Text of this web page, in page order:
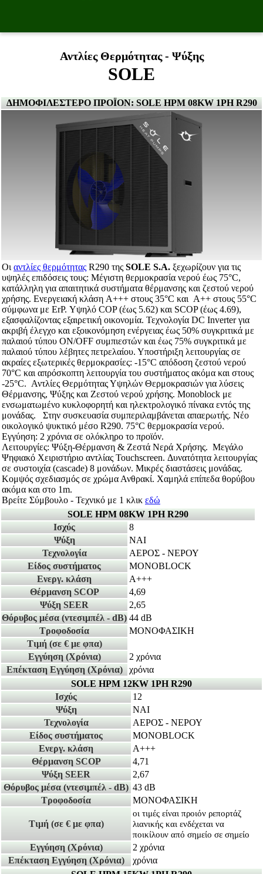
Αντλίες Θερμότητας - Ψύξης
SOLE
ΔΗΜΟΦΙΛΕΣΤΕΡΟ ΠΡΟΪΟΝ: SOLE HPM 08KW 1PH R290
Οι αντλίες θερμότητας R290 της SOLE S.A. ξεχωρίζουν για τις
υψηλές επιδόσεις τους: Μέγιστη θερμοκρασία νερού έως 75°C,
κατάλληλη για απαιτητικά συστήματα θέρμανσης και ζεστού νερού
χρήσης. Ενεργειακή κλάση A+++ στους 35°C και A++ στους 55°C
σύμφωνα με ErP. Υψηλό COP (έως 5.62) και SCOP (έως 4.69),
εξασφαλίζοντας εξαιρετική οικονομία. Τεχνολογία DC Inverter για
ακριβή έλεγχο και εξοικονόμηση ενέργειας έως 50% συγκριτικά με
παλαιού τύπου ON/OFF συμπιεστών και έως 75% συγκριτικά με
παλαιού τύπου λέβητες πετρελαίου. Υποστήριξη λειτουργίας σε
ακραίες εξωτερικές θερμοκρασίες: -15°C απόδοση ζεστού νερού
70°C και απρόσκοπτη λειτουργία του συστήματος ακόμα και στους
-25°C. Αντλίες Θερμότητας Υψηλών Θερμοκρασιών για λύσεις
Θέρμανσης, Ψύξης και Ζεστού νερού χρήσης. Monoblock με
ενσωματωμένο κυκλοφορητή και ηλεκτρολογικό πίνακα εντός της
μονάδας. Στην συσκευασία συμπεριλαμβάνεται απαερωτής. Νέο
οικολογικό ψυκτικό μέσο R290. 75°C θερμοκρασία νερού.
Εγγύηση: 2 χρόνια σε ολόκληρο το προϊόν.
Λειτουργίες: Ψύξη-Θέρμανση & Ζεστά Νερά Χρήσης. Μεγάλο
Ψηφιακό Χειριστήριο αντλίας Touchscreen. Δυνατότητα λειτουργίας
σε συστοιχία (cascade) 8 μονάδων. Μικρές διαστάσεις μονάδας.
Κομψός σχεδιασμός σε χρώμα Ανθρακί. Χαμηλά επίπεδα θορύβου
ακόμα και στο 1m.
Βρείτε Σύμβουλο - Τεχνικό με 1 κλικ εδώ
SOLE HPM 08KW 1PH R290
Ισχύς
8
Ψύξη
ΝΑΙ
Τεχνολογία
ΑΕΡΟΣ - ΝΕΡΟΥ
Είδος συστήματος
MONOBLOCK
Ενεργ. κλάση
A+++
Θέρμανση SCOP
4,69
Ψύξη SEER
2,65
Θόρυβος μέσα (ντεσιμπέλ - dB) 44 dB
Τροφοδοσία
ΜΟΝΟΦΑΣΙΚΗ
Τιμή (σε € με φπα)
Εγγύηση (Χρόνια)
2 χρόνια
Επέκταση Εγγύηση (Χρόνια)
χρόνια
SOLE HPM 12KW 1PH R290
Ισχύς
12
Ψύξη
ΝΑΙ
Τεχνολογία
ΑΕΡΟΣ - ΝΕΡΟΥ
Είδος συστήματος
MONOBLOCK
Ενεργ. κλάση
A+++
Θέρμανση SCOP
4,71
Ψύξη SEER
2,67
Θόρυβος μέσα (ντεσιμπέλ - dB) 43 dB
Τροφοδοσία
ΜΟΝΟΦΑΣΙΚΗ
Τιμή (σε € με φπα)
οι τιμές είναι προιόν ρεπορτάζ
λιανικής και ενδέχεται να
ποικίλουν από σημείο σε σημείο
Εγγύηση (Χρόνια)
2 χρόνια
Επέκταση Εγγύηση (Χρόνια)
χρόνια